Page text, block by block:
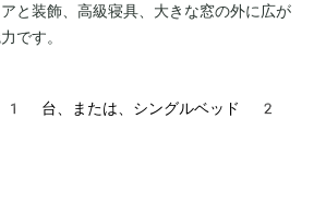
と装飾、高級寝具、大きな窓の外に広が
です。
1 台、または、シングルベッド 2